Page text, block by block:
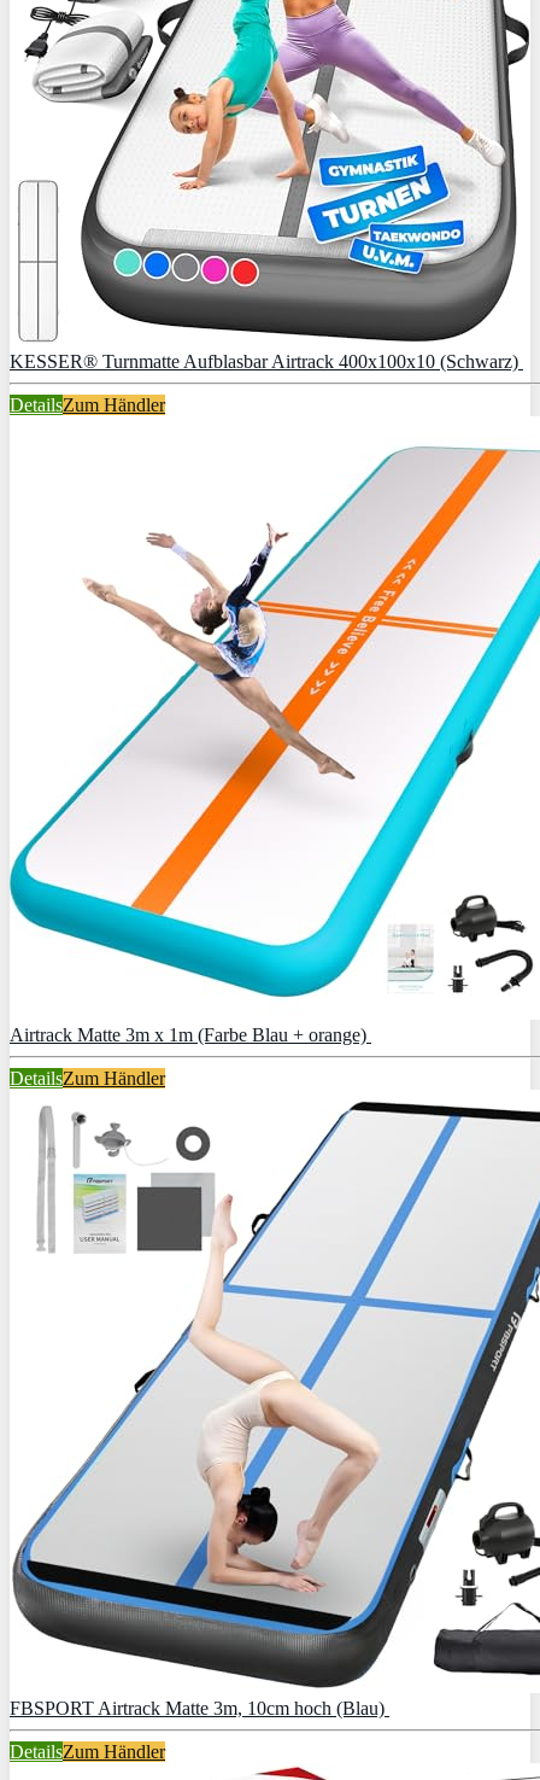
FBSPORT Airtrack Matte 3m, 10cm hoch (Blau)
DetailsZum Händler
Airtrack Matte 3m x 1m (Farbe Blau + orange)
DetailsZum Händler
KESSER® Turnmatte Aufblasbar Airtrack 400x100x10 (Schwarz)
DetailsZum Händler